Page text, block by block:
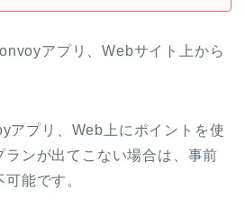
アプリ、Webサイト上から
アプリ、Web上にポイントを使
ランが出てこない場合は、事前
能です。